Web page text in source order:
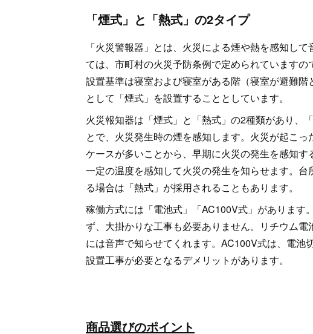
「煙式」と「熱式」の2タイプ
「火災警報器」とは、火災による煙や熱を感知し
ては、市町村の火災予防条例で定められています
設置基準は寝室および寝室がある階（寝室が避難
として「煙式」を設置することとしています。
火災報知器は「煙式」と「熱式」の2種類があり、
とで、火災発生時の煙を感知します。火災が起こ
ケースが多いことから、早期に火災の発生を感知す
一定の温度を感知して火災の発生を知らせます。
る場合は「熱式」が採用されることもあります。
稼働方式には「電池式」「AC100V式」があります
ず、大掛かりな工事も必要ありません。リチウム
には音声で知らせてくれます。AC100V式は、電池
設置工事が必要となるデメリットがあります。
商品選びのポイント